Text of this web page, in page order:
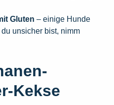
Gluten – einige Hunde
unsicher bist, nimm
Kekse